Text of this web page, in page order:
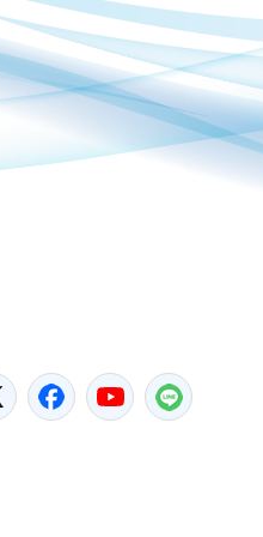
潮来市
Twitter FacebookYouTube